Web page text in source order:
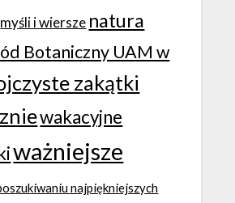
myśli i wiersze natura
Botaniczny UAM w
zakątki
wakacyjne
ważniejsze
najpiękniejszych